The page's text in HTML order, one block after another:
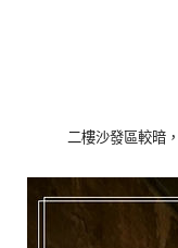
二樓沙發區較暗